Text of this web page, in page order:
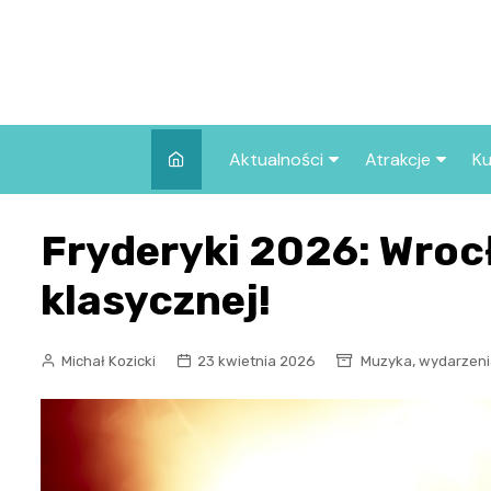
Aktualności
Wszystkie wpisy
Atrakcje
we Wrocławiu
Fryderyki 2026:
klasycznej!
Michał Kozicki 23 kwietnia 2026 Muzyka,